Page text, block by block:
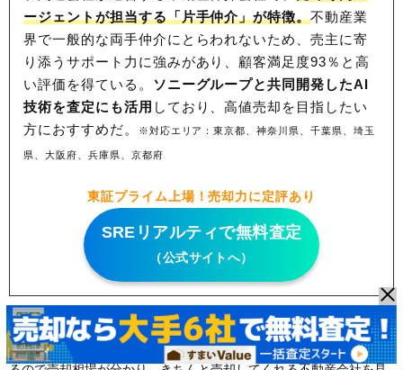
ージェントが担当する「片手仲介」が特徴。不動産業
界で一般的な両手仲介にとらわれないため、売主に寄
り添うサポート力に強みがあり、顧客満足度93％と高
い評価を得ている。 ソニーグループと共同開発したAI
技術を査定にも活用 しており、高値売却を目指したい
方におすすめだ。
※対応エリア：東京都、神奈川県、千葉県、埼玉
県、大阪府、兵庫県、京都府
東証プライム上場！売却力に定評あり
SREリアルティで無料査定
（公式サイトへ）
おすすめ不動産一括査定サイト※はこちら
※不動産一括査定サイトでは、売却したい不動産の情報などを入力
すれば、無料で複数社に査定依頼ができます。査定価格を比較でき